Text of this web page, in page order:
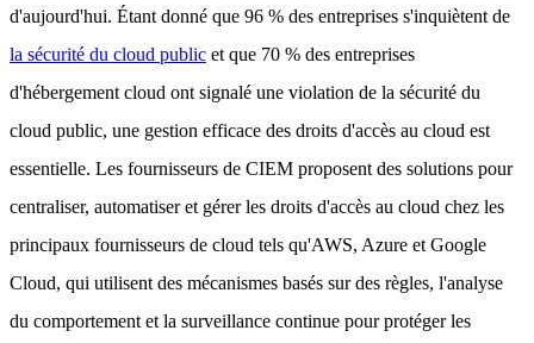
d'aujourd'hui. Étant donné que 96 % des entreprises s'inquiètent de
la sécurité du cloud public et que 70 % des entreprises
d'hébergement cloud ont signalé une violation de la sécurité du
cloud public, une gestion efficace des droits d'accès au cloud est
essentielle. Les fournisseurs de CIEM proposent des solutions pour
centraliser, automatiser et gérer les droits d'accès au cloud chez les
principaux fournisseurs de cloud tels qu'AWS, Azure et Google
Cloud, qui utilisent des mécanismes basés sur des règles, l'analyse
du comportement et la surveillance continue pour protéger les